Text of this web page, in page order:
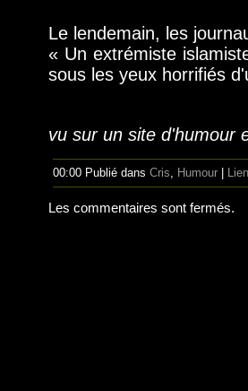
Le lendemain, les
« Un extrémiste
sous les yeux horrifiés
vu sur un site d'humour
00:00 Publié dans Cris, Humour
Les commentaires sont fermés.